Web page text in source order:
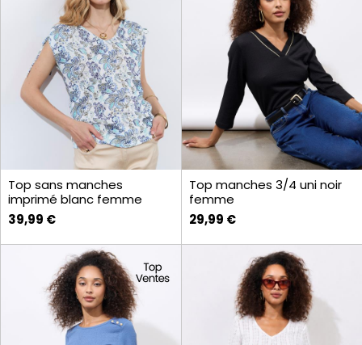
Top sans manches
imprimé blanc femme
39,99 €
Top manches 3/4 uni noir
femme
29,99 €